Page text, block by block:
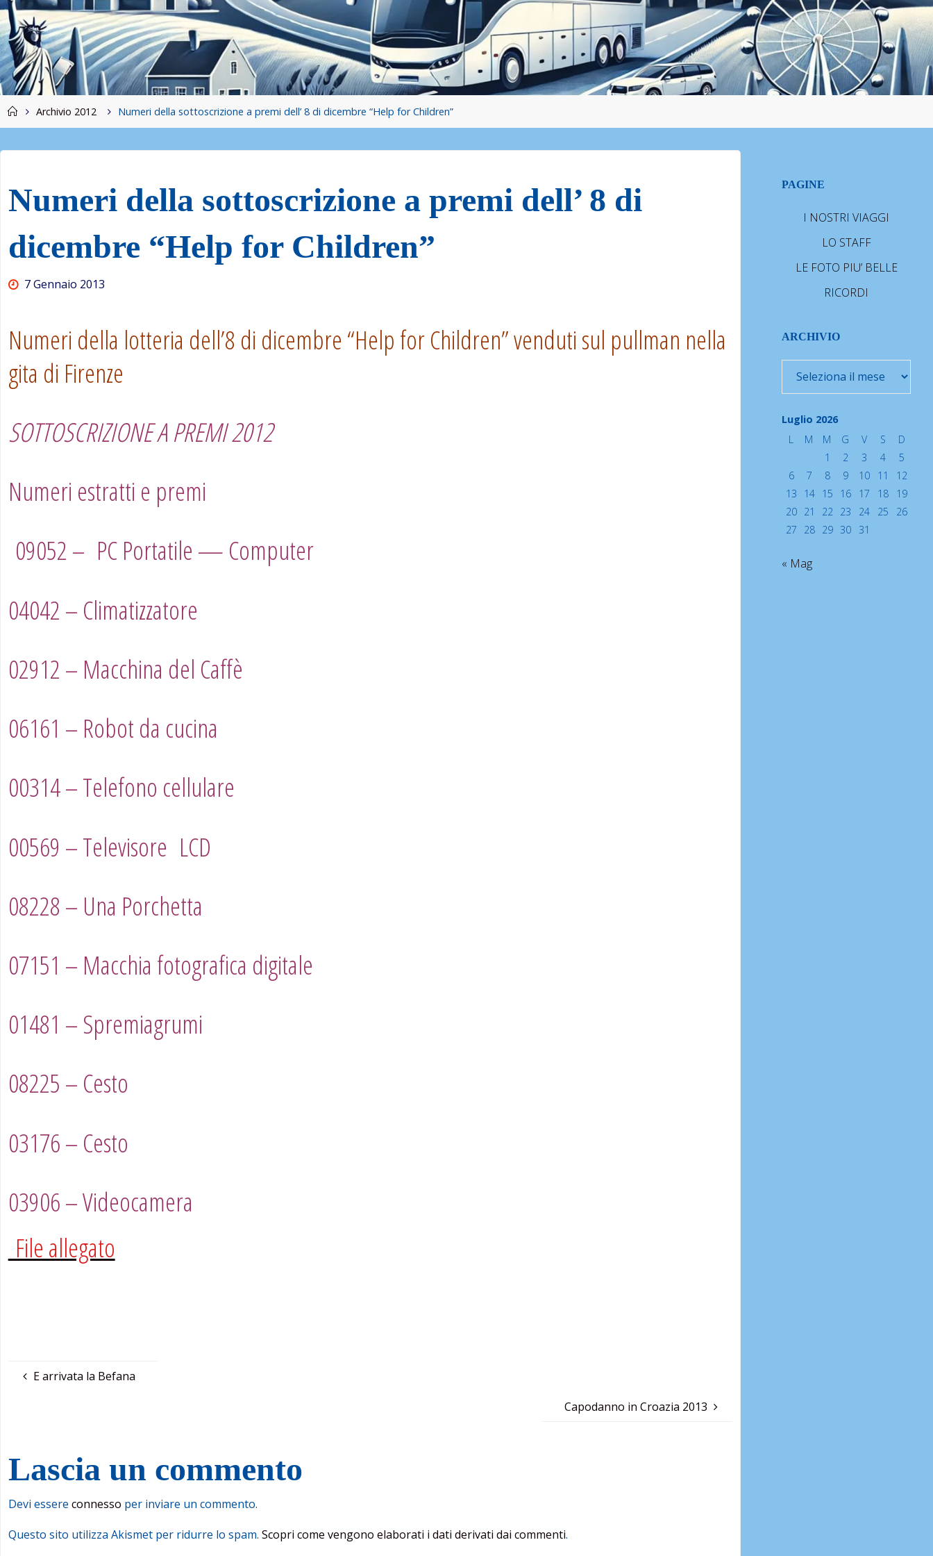
HomeArchivio 2012 Numeri della sottoscrizione a premi dell’ 8 di dicembre “Help for Children”
Numeri della sottoscrizione a premi dell’ 8 di
dicembre “Help for Children”
7 Gennaio 2013
Numeri della lotteria dell’8 di dicembre “Help for Children” venduti sul pullman nella
gita di Firenze
SOTTOSCRIZIONE A PREMI 2012
Numeri estratti e premi
09052 – PC Portatile — Computer
04042 – Climatizzatore
02912 – Macchina del Caffè
06161 – Robot da cucina
00314 – Telefono cellulare
00569 – Televisore LCD
08228 – Una Porchetta
07151 – Macchia fotografica digitale
01481 – Spremiagrumi
08225 – Cesto
03176 – Cesto
03906 – Videocamera
File allegato
E arrivata la Befana
Capodanno in Croazia 2013
Lascia un commento
Devi essere connesso per inviare un commento.
Questo sito utilizza Akismet per ridurre lo spam. Scopri come vengono elaborati i dati derivati dai commenti.
PAGINE
I NOSTRI VIAGGI
LO STAFF
LE FOTO PIU’ BELLE
RICORDI
ARCHIVIO
Archivio
Luglio 2026
L
M M G V S
D
1
2 3 4
5
6
7 8 9 10 11
12
13
14 15 16 17 18
19
20
21 22 23 24 25
26
27
28 29 30 31
« Mag